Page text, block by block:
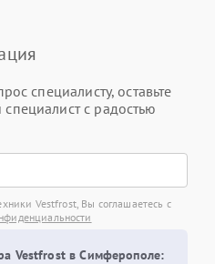
специалисту, оставьте
с радостью
Vestfrost, Вы соглашаетесь с
Vestfrost в Симферополе: